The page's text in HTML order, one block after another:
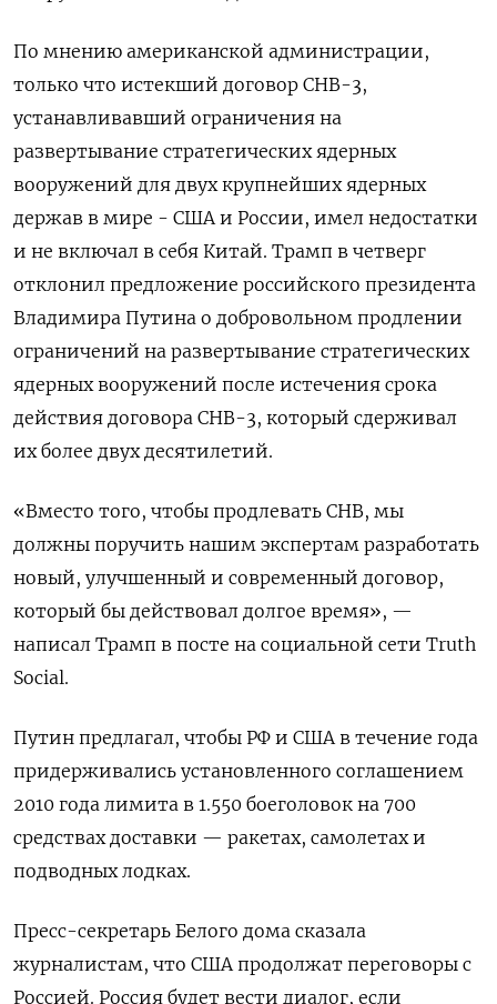
По мнению американской администрации,
только что истекший договор СНВ-3,
устанавливавший ограничения на
⁠развертывание стратегических ядерных
вооружений для ​двух крупнейших ядерных
держав в мире - ⁠США и России, имел недостатки
и не включал в себя Китай. Трамп в четверг
отклонил предложение ⁠российского президента
Владимира Путина о добровольном продлении
ограничений на развертывание стратегических
ядерных вооружений после истечения срока
‌действия договора СНВ-3, который сдерживал
их более двух десятилетий.
«Вместо ‍того, чтобы продлевать СНВ, мы
должны поручить нашим экспертам разработать
новый, улучшенный ‌и современный договор,
который бы действовал долгое время», —
написал Трамп в посте ​на социальной сети Truth
Social.
Путин предлагал, чтобы РФ и США в течение года
придерживались установленного соглашением
2010 года лимита в 1.550 боеголовок на ⁠700
средствах доставки — ракетах, самолетах и
подводных ‍лодках.
Пресс-секретарь Белого дома сказала
журналистам, что США продолжат переговоры с
Россией. Россия будет ‌вести диалог, если